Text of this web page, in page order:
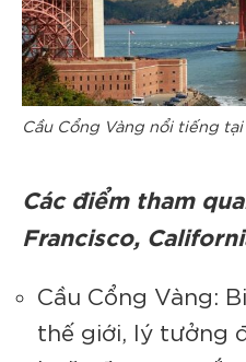
Cầu Cổng Vàng nổi tiếng
Các điểm tham
Francisco,
Cầu Cổng Vàng:
thế giới, lý tưởng